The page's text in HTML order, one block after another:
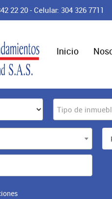
22 20 - Celular: 304 326 7711
Inicio
Tipo de